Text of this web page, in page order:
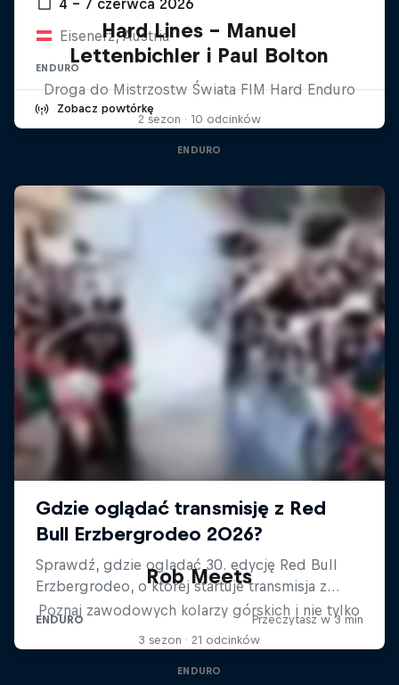
Eisenerz, Austria
ENDURO
Zobacz powtórkę
Hard Lines – Manuel
Lettenbichler i Paul Bolton
Droga do Mistrzostw Świata FIM Hard Enduro
2 sezon · 10 odcinków
ENDURO
Rob Meets
Poznaj zawodowych kolarzy górskich i nie tylko
3 sezon · 21 odcinków
ENDURO